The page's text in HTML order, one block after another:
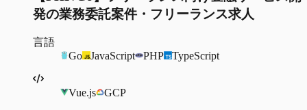
発の業務委託案件・フリーランス求人
言語
Go
JavaScript PHP TypeScript
Vue.js GCP